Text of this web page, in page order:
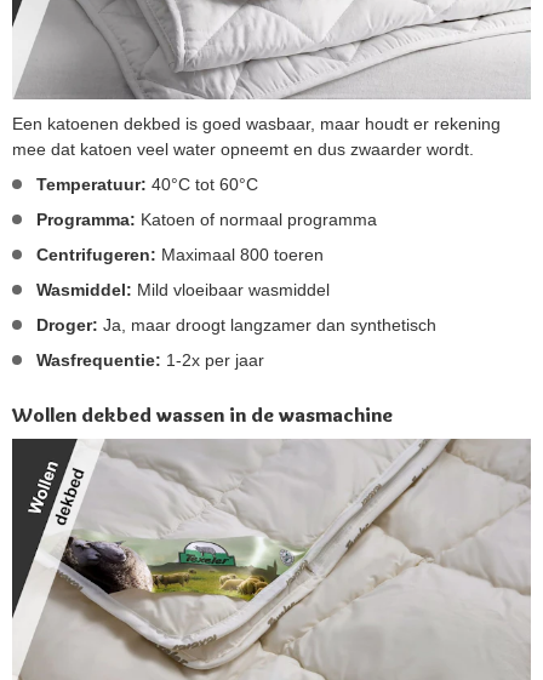
Een katoenen dekbed is goed wasbaar, maar houdt er rekening
mee dat katoen veel water opneemt en dus zwaarder wordt.
Temperatuur: 40°C tot 60°C
Programma: Katoen of normaal programma
Centrifugeren: Maximaal 800 toeren
Wasmiddel: Mild vloeibaar wasmiddel
Droger: Ja, maar droogt langzamer dan synthetisch
Wasfrequentie: 1-2x per jaar
Wollen dekbed wassen in de wasmachine